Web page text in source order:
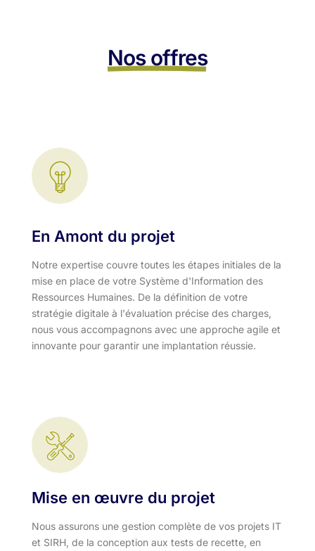
Nos offres
En Amont du projet
Notre expertise couvre toutes les étapes initiales de la
mise en place de votre Système d'Information des
Ressources Humaines. De la définition de votre
stratégie digitale à l'évaluation précise des charges,
nous vous accompagnons avec une approche agile et
innovante pour garantir une implantation réussie.
Mise en œuvre du projet
Nous assurons une gestion complète de vos projets IT
et SIRH, de la conception aux tests de recette, en